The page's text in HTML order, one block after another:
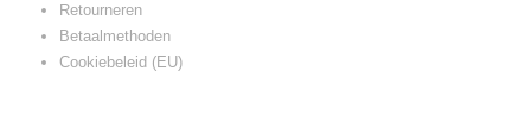
Retourneren
Betaalmethoden
Cookiebeleid (EU)